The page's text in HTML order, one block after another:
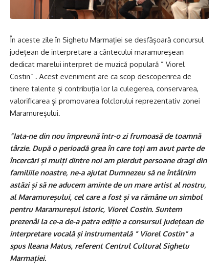
În aceste zile în Sighetu Marmației se desfășoară concursul
județean de interpretare a cântecului maramureșean
dedicat marelui interpret de muzică populară ” Viorel
Costin” . Acest eveniment are ca scop descoperirea de
tinere talente și contribuția lor la culegerea, conservarea,
valorificarea și promovarea folclorului reprezentativ zonei
Maramureșului.
”Iata-ne din nou împreună într-o zi frumoasă de toamnă
târzie. După o perioadă grea în care toți am avut parte de
încercări și mulți dintre noi am pierdut persoane dragi din
familiile noastre, ne-a ajutat Dumnezeu să ne întâlnim
astăzi și să ne aducem aminte de un mare artist al nostru,
al Maramureșului, cel care a fost și va rămâne un simbol
pentru Maramureșul istoric, Viorel Costin. Suntem
prezenâi la ce-a de-a patra ediție a consursul județean de
interpretare vocală și instrumentală ” Viorel Costin” a
spus Ileana Matus, referent Centrul Cultural Sighetu
Marmației.